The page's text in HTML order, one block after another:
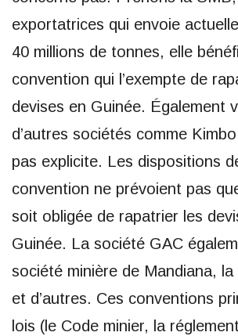
exportatrices qui envoie
40 millions de tonnes, elle
convention qui l’exempte de
devises en Guinée. Également
d’autres sociétés comme
pas explicite. Les dispositions
convention ne prévoient pas
soit obligée de rapatrier les
Guinée. La société GAC
société minière de Mandiana,
et d’autres. Ces conventions
lois (le Code minier, la